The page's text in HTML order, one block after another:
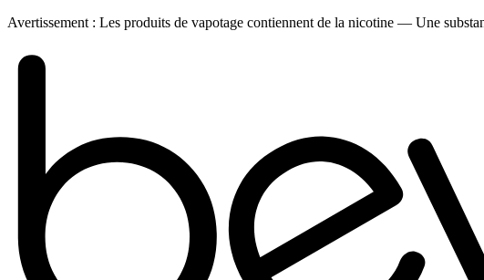
Avertissement : Les produits de vapotage contiennent de la nicotine — Une